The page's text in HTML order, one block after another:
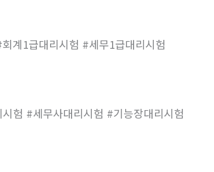
계1급대리시험 #세무1급대리시험
험 #세무사대리시험 #기능장대리시험